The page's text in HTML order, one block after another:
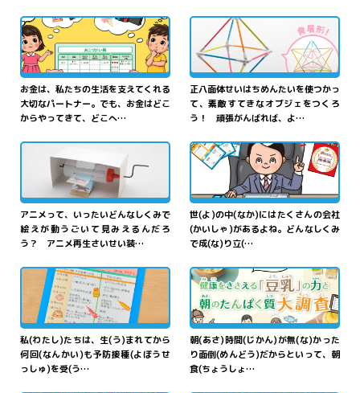
目指めざせ、おこづかい
マスター！ お金
かね
と 仲良
なかよ
くなるおこづかい帳
ちょう
">
お金は、私たちの生活を支えてくれる
大切なパートナー。でも、お金はどこ
からやってきて、どこへ…
綿棒めんぼう 挑戦！
正八面体
せいはちめんたい
">
正八面体せいはちめんたいを使つかっ
て、素敵すてきなオブジェをつくろ
う！ 頑張がんばれば、よ…
まわすと動く！パタパ
タアニメ再生
さいせい
装置
そうち
">
アニメって、いったいどんなしくみで
絵えが動うごいて見みえるんだろ
う？ アニメ再生さいせい装…
期間きかん限定
げんてい
おしごと
！「おうち社長
しゃちょう
ム」にチャレンジ">
世(よ)の中(なか)にはたくさんの会社
(かいしゃ)があるよね。どんなしくみ
で成(な)り立(…
予防接種よぼうせっしゅ
年表
ねんぴょう
を作
つく
ろう">
私(わたし)たちは、生(う)まれてから
何回(なんかい)も予防接種(よぼうせ
っしゅ)を受(う…
朝食ちょうしょくで体
からだ
が
変
か
わる！健康
けんこう
をささえる
「豆乳
とうにゅう
」の力
ちから
と朝
あさ
のたん
ぱく質
しつ
大調査
だいちょうさ
朝(あさ)時間(じかん)が無(な)かった
り面倒(めんどう)だからといって、朝
食(ちょうしょ…